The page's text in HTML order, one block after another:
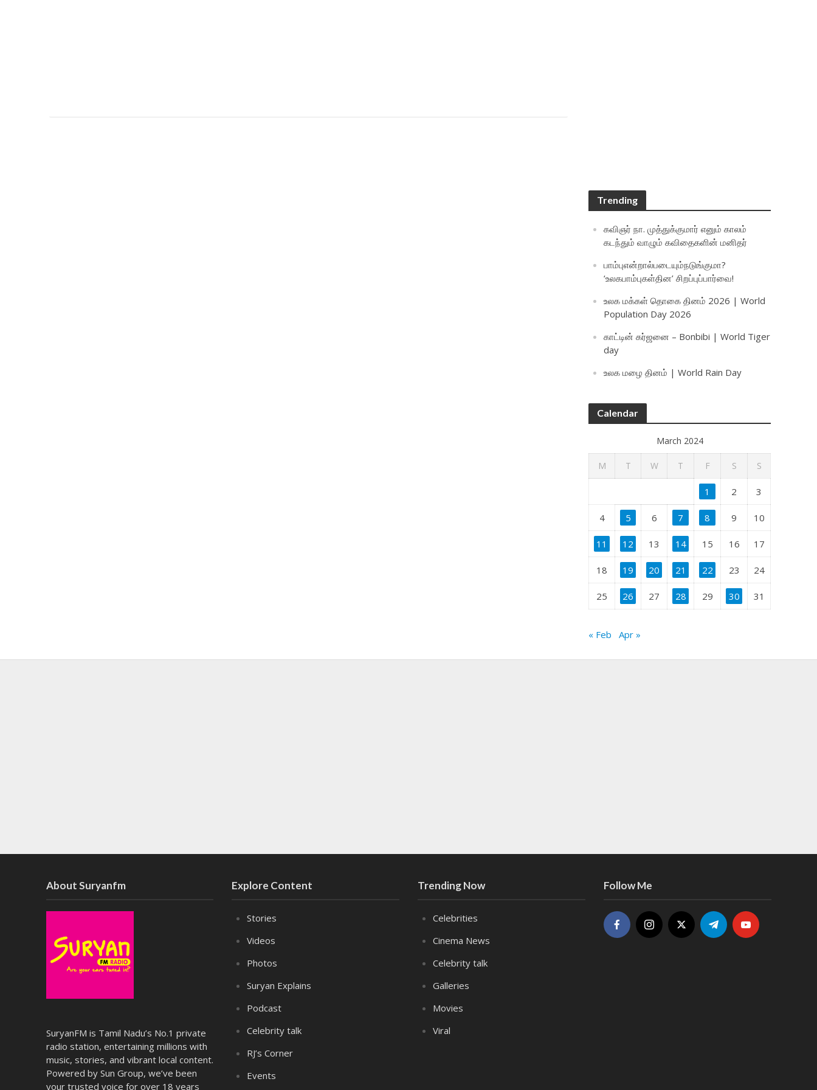
Trending
கவிஞர் நா. முத்துக்குமார் எனும் காலம்
கடந்தும் வாழும் கவிதைகளின் மனிதர்
பாம்புஎன்றால்படையும்நடுங்குமா?
‘உலகபாம்புகள்தின’ சிறப்புப்பார்வை!
உலக மக்கள் தொகை தினம் 2026 | World
Population Day 2026
காட்டின் கர்ஜனை – Bonbibi | World Tiger
day
உலக மழை தினம் | World Rain Day
Calendar
March 2024
M T W T F S S
1 2 3
4 5 6 7 8 9 10
11 12 13 14 15 16 17
18 19 20 21 22 23 24
25 26 27 28 29 30 31
« Feb Apr »
About Suryanfm
SuryanFM is Tamil Nadu’s No.1 private
radio station, entertaining millions with
music, stories, and vibrant local content.
Powered by Sun Group, we’ve been
your trusted voice for over 18 years
Explore Content
Stories
Videos
Photos
Suryan Explains
Podcast
Celebrity talk
RJ’s Corner
Events
Trending Now
Celebrities
Cinema News
Celebrity talk
Galleries
Movies
Viral
Follow Me